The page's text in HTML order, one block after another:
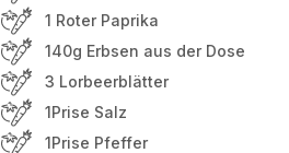
1 Roter Paprika
140g Erbsen aus der Dose
3 Lorbeerblätter
1Prise Salz
1Prise Pfeffer